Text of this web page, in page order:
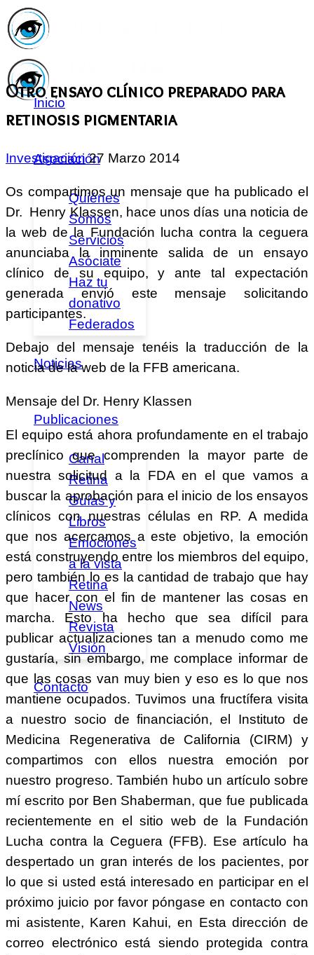
Inicio
Asociación
Quiénes
Somos
Servicios
Asóciate
Haz tu
donativo
Federados
Noticias
Publicaciones
Canal
Retina
Guías y
Libros
Emociones
a la vista
Retina
News
Revista
Visión
Contacto
Otro ensayo clínico preparado para
retinosis pigmentaria
Investigación 27 Marzo 2014
Os compartimos un mensaje que ha publicado el
Dr. Henry Klassen, hace unos días una noticia de
la web de la Fundación lucha contra la ceguera
anunciaba la inminente salida de un ensayo
clínico de su equipo, y ante tal expectación
generada envió este mensaje solicitando
participantes.
Debajo del mensaje tenéis la traducción de la
noticia de la web de la FFB americana.
Mensaje del Dr. Henry Klassen
El equipo está ahora profundamente en el trabajo
preclínico que comprenden la mayor parte de
nuestra solicitud a la FDA en el que vamos a
buscar la aprobación para el inicio de los ensayos
clínicos con nuestras células en RP. A medida
que nos acercamos a este objetivo, la emoción
está construyendo entre los miembros del equipo,
pero también lo es la cantidad de trabajo que hay
que hacer con el fin de mantener las cosas en
marcha. Esto ha hecho que sea difícil para
publicar actualizaciones tan a menudo como me
gustaría, sin embargo, me complace informar de
que las cosas van muy bien y eso es lo que nos
mantiene ocupados. Tuvimos una fructífera visita
a nuestro socio de financiación, el Instituto de
Medicina Regenerativa de California (CIRM) y
compartimos con ellos nuestra emoción por
nuestro progreso. También hubo un artículo sobre
mí escrito por Ben Shaberman, que fue publicada
recientemente en el sitio web de la Fundación
Lucha contra la Ceguera (FFB). Ese artículo ha
despertado un gran interés de los pacientes, por
lo que si usted está interesado en participar en el
próximo juicio por favor póngase en contacto con
mi asistente, Karen Kahui, en Esta dirección de
correo electrónico está siendo protegida contra